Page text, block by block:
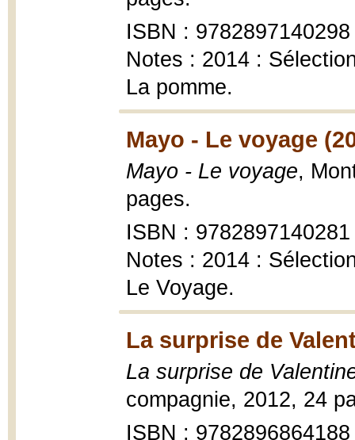
ISBN : 9782897140298
Notes : 2014 :
La pomme.
Mayo - Le voyage
Mayo - Le voyage,
pages.
ISBN : 9782897140281
Notes : 2014 :
Le Voyage.
La surprise de
La surprise de
compagnie, 2012, 24
ISBN : 9782896864188